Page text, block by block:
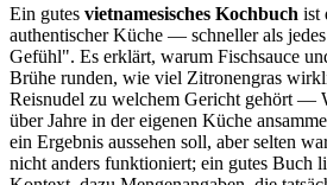
Ein gutes vietnamesisches Kochbuch ist
authentischer Küche — schneller als
Gefühl". Es erklärt, warum Fischsauce
Brühe runden, wie viel Zitronengras
Reisnudel zu welchem Gericht gehört —
über Jahre in der eigenen Küche
ein Ergebnis aussehen soll, aber selten
nicht anders funktioniert; ein gutes Buch